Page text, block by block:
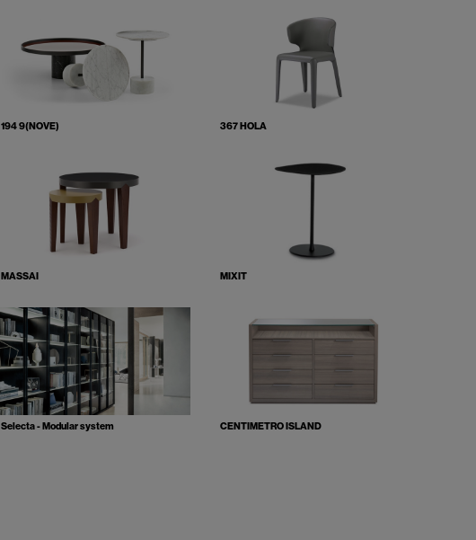
194 9(NOVE) 367 HOLA
MASSAI MIXIT
Selecta - Modular system CENTIMETRO ISLAND